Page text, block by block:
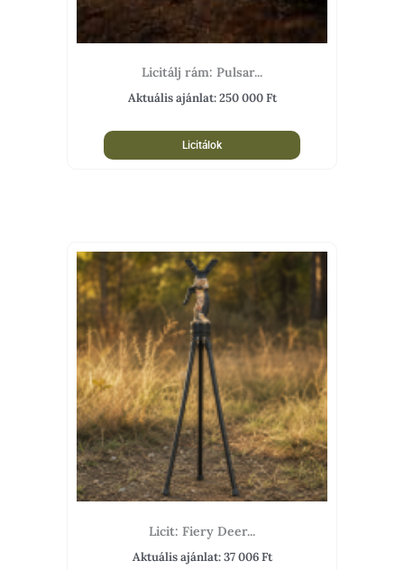
Licitálj rám: Pulsar...
Aktuális ajánlat:250 000Ft
Licitálok
Licit: Fiery Deer...
Aktuális ajánlat:37 006Ft